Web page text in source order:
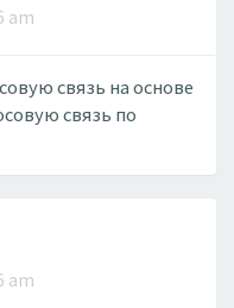
am
связь на основе
связь ​по
am